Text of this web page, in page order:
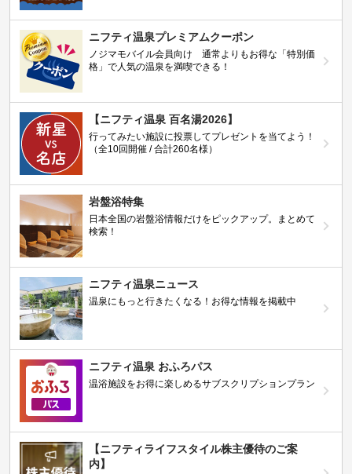
ニフティ温泉プレミアムクーポン
ノジマモバイル会員向け 通常よりもお得な「特別価
格」で人気の温泉を満喫できる！
【ニフティ温泉 百名湯2026】
行ってみたい施設に投票してプレゼントを当てよう！
（全10回開催 / 合計260名様）
岩盤浴特集
日本全国の岩盤浴情報だけをピックアップ。まとめて
検索！
ニフティ温泉ニュース
温泉にもっと行きたくなる！お得な情報を掲載中
ニフティ温泉 おふろパス
温浴施設をお得に楽しめるサブスクリプションプラン
【ニフティライフスタイル株主優待のご案
内】